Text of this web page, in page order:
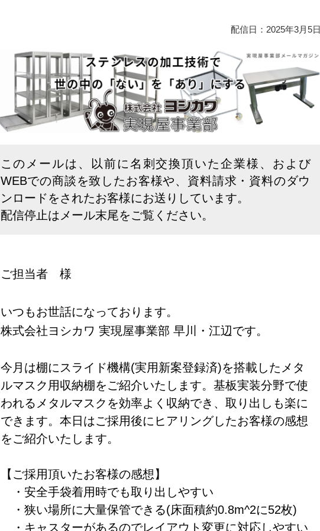
配信日：2025年3月5日
このメールは、以前に名刺交換頂いた企業様、および
WEBでの商談を致したお客様や、資料請求・資料のダウ
ンロードをされたお客様にお送りしています。
配信停止はメール末尾をご覧ください。
ご担当者 様
いつもお世話になっております。
株式会社ヨシカワ 実現屋事業部 早川・江辺です。
今月は棚にスライド機構(実用新案登録済)を搭載したメタ
ルマスク用収納棚をご紹介いたします。基板実装分野で使
われるメタルマスクを効率よく 収納でき、取り出しも楽に
できます。本日はご採用後にヒアリングしたお客様の感想
をご紹介いたします。
【ご採用頂いたお客様の感想】
・安全手袋着用時でも取り出しやすい
・狭い場所に大量保管できる(床面積約0.8m^2に52枚)
・キャスターがあるのでレイアウト変更に対応しやすい